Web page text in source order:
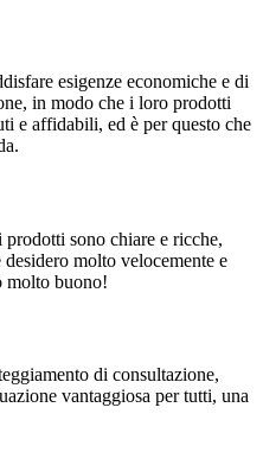
esigenze economiche e di
in modo che i loro prodotti
e affidabili, ed è per questo che
prodotti sono chiare e ricche,
molto velocemente e
molto buono!
di consultazione,
vantaggiosa per tutti, una